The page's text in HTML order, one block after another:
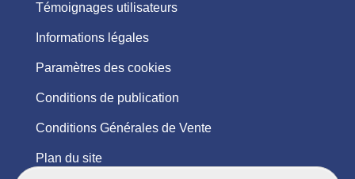
Témoignages utilisateurs
Informations légales
Paramètres des cookies
Conditions de publication
Conditions Générales de Vente
Plan du site